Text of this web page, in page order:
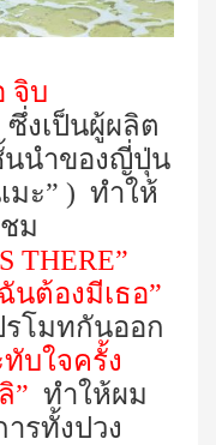
จิบ
ซึ่งเป็นผู้ผลิต
นำของญี่ปุ่น
มะ” ) ทำให้
ม
THERE”
นต้องมีเธอ”
รโมทกันออก
บใจครั้ง
” ทำให้ผม
รทั้งปวง